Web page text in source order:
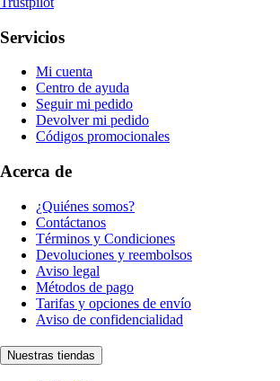
Servicios
Mi cuenta
Centro de ayuda
Seguir mi pedido
Devolver mi pedido
Códigos promocionales
Acerca de
¿Quiénes somos?
Contáctanos
Términos y Condiciones
Devoluciones y reembolsos
Aviso legal
Métodos de pago
Tarifas y opciones de envío
Aviso de confidencialidad
Nuestras tiendas